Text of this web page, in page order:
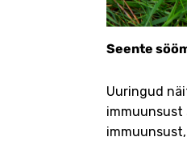
Seente
Uuringud
immuunsust